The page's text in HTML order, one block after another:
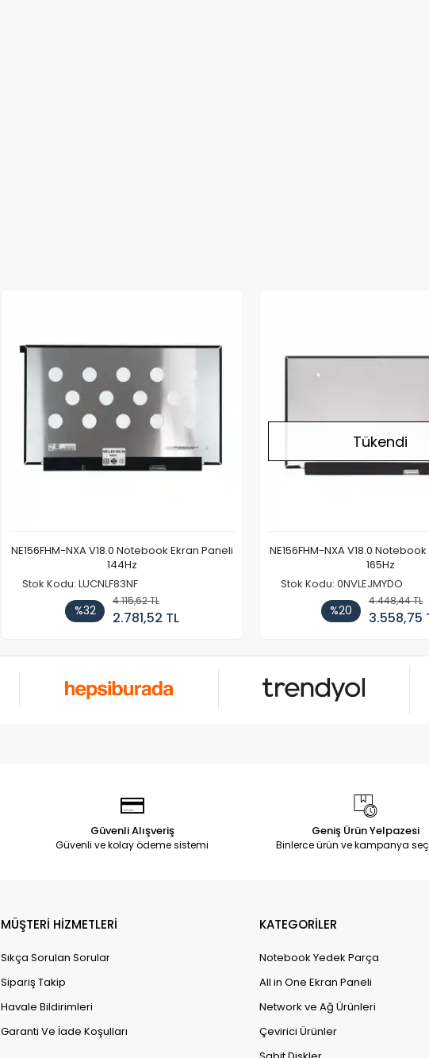
NE156FHM-NXA V18.0 Notebook Ekran Paneli
144Hz
Stok Kodu: LUCNLF83NF
%32
4.115,62 TL
2.781,52 TL
Tükendi
NE156FHM-NXA V18.0
165Hz
Stok Kodu: 0NVLEJMYDO
%20
4.448,44 TL
3.558,75
Güvenli Alışveriş
Güvenli ve kolay ödeme sistemi
Geniş Ürün Yelpazesi
Binlerce ürün ve kampanya
MÜŞTERİ HİZMETLERİ
Sıkça Sorulan Sorular
Sipariş Takip
Havale Bildirimleri
Garanti Ve İade Koşulları
KATEGORİLER
Notebook Yedek Parça
All in One Ekran Paneli
Network ve Ağ Ürünleri
Çevirici Ürünler